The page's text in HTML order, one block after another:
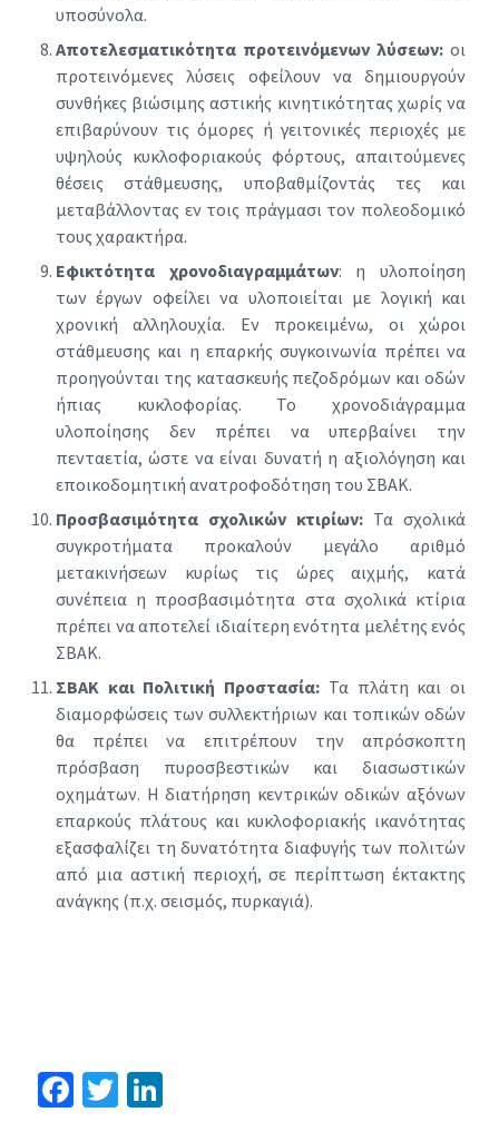
υποσύνολα.
Αποτελεσματικότητα προτεινόμενων λύσεων: οι
προτεινόμενες λύσεις οφείλουν να δημιουργούν
συνθήκες βιώσιμης αστικής κινητικότητας χωρίς να
επιβαρύνουν τις όμορες ή γειτονικές περιοχές με
υψηλούς κυκλοφοριακούς φόρτους, απαιτούμενες
θέσεις στάθμευσης, υποβαθμίζοντάς τες και
μεταβάλλοντας εν τοις πράγμασι τον πολεοδομικό
τους χαρακτήρα.
Εφικτότητα χρονοδιαγραμμάτων: η υλοποίηση
των έργων οφείλει να υλοποιείται με λογική και
χρονική αλληλουχία. Εν προκειμένω, οι χώροι
στάθμευσης και η επαρκής συγκοινωνία πρέπει να
προηγούνται της κατασκευής πεζοδρόμων και οδών
ήπιας κυκλοφορίας. Το χρονοδιάγραμμα
υλοποίησης δεν πρέπει να υπερβαίνει την
πενταετία, ώστε να είναι δυνατή η αξιολόγηση και
εποικοδομητική ανατροφοδότηση του ΣΒΑΚ.
Προσβασιμότητα σχολικών κτιρίων: Τα σχολικά
συγκροτήματα προκαλούν μεγάλο αριθμό
μετακινήσεων κυρίως τις ώρες αιχμής, κατά
συνέπεια η προσβασιμότητα στα σχολικά κτίρια
πρέπει να αποτελεί ιδιαίτερη ενότητα μελέτης ενός
ΣΒΑΚ.
ΣΒΑΚ και Πολιτική Προστασία: Τα πλάτη και οι
διαμορφώσεις των συλλεκτήριων και τοπικών οδών
θα πρέπει να επιτρέπουν την απρόσκοπτη
πρόσβαση πυροσβεστικών και διασωστικών
οχημάτων. Η διατήρηση κεντρικών οδικών αξόνων
επαρκούς πλάτους και κυκλοφοριακής ικανότητας
εξασφαλίζει τη δυνατότητα διαφυγής των πολιτών
από μια αστική περιοχή, σε περίπτωση έκτακτης
ανάγκης (π.χ. σεισμός, πυρκαγιά).
Fa T